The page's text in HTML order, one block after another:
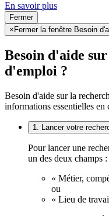
En savoir plus
Fermer
× Fermer la fenêtre Besoin
Besoin d'aide
d'emploi ?
Besoin d'aide sur la
informations essentielles
1. Lancer votre
Pour lancer une
un des deux champs :
« Métier,
ou
« Lieu de